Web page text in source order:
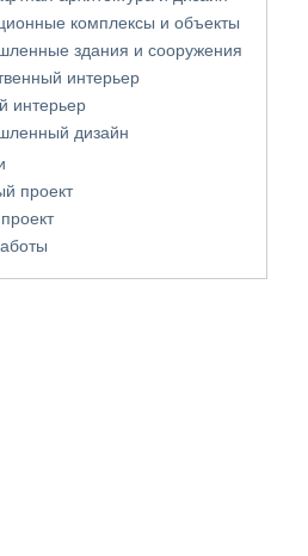
комплексы и объекты
здания и сооружения
интерьер
интерьер
дизайн
проект